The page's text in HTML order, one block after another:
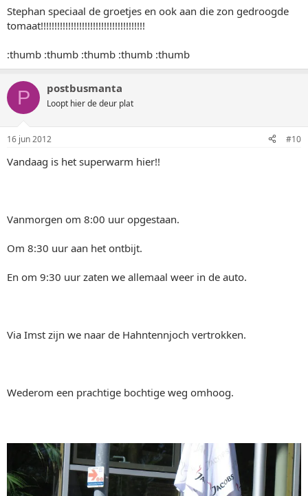
Stephan speciaal de groetjes en ook aan die zon gedroogde
tomaat!!!!!!!!!!!!!!!!!!!!!!!!!!!!!!!!!!!!!!
:thumb :thumb :thumb :thumb :thumb
P postbusmanta
Loopt hier de deur plat
16 jun 2012 #10
Vandaag is het superwarm hier!!
Vanmorgen om 8:00 uur opgestaan.
Om 8:30 uur aan het ontbijt.
En om 9:30 uur zaten we allemaal weer in de auto.
Via Imst zijn we naar de Hahntennjoch vertrokken.
Wederom een prachtige bochtige weg omhoog.